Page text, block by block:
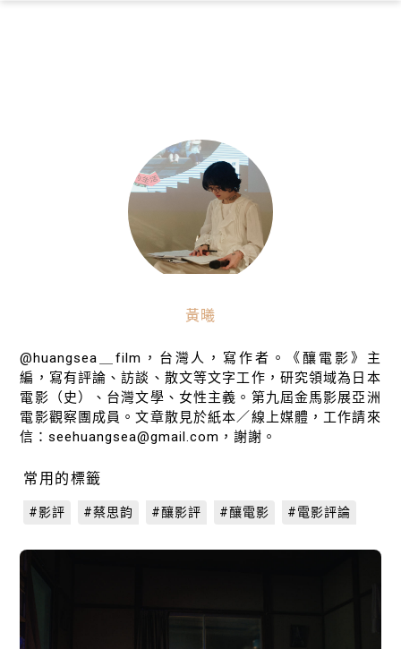
黃曦
@huangsea＿film，台灣人，寫作者。《釀電影》主
編，寫有評論、訪談、散文等文字工作，研究領域為日本
電影（史）、台灣文學、女性主義。第九屆金馬影展亞洲
電影觀察團成員。文章散見於紙本／線上媒體，工作請來
信：seehuangsea@gmail.com，謝謝。
常用的標籤
#影評 #蔡思韵 #釀影評 #釀電影 #電影評論